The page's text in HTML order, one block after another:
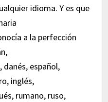
idioma. Y es que
a la perfección
español,
inglés,
rumano, ruso,